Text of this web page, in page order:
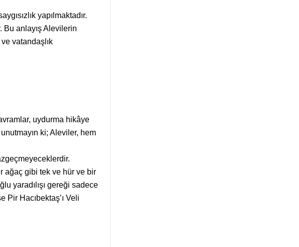
yapılmaktadır.
Bu anlayış Alevilerin
vatandaşlık
uydurma hikâye
ki; Aleviler, hem
ağaç gibi tek ve hür ve bir
yaradılışı gereği sadece
Pir Hacıbektaş’ı Veli